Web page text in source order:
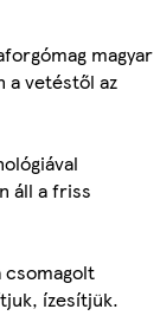
magyar
a vetéstől az
áll a friss
csomagolt
ízesítjük.